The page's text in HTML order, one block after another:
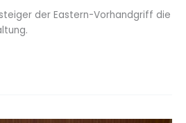
der Eastern-Vorhandgriff die